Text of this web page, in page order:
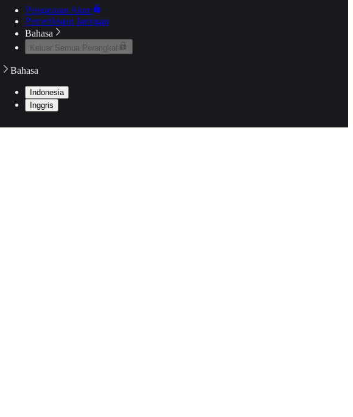
Pengaturan Akun
Pemeriksaan Jaringan
Bahasa
Keluar Semua Perangkat
Bahasa
Indonesia
Inggris